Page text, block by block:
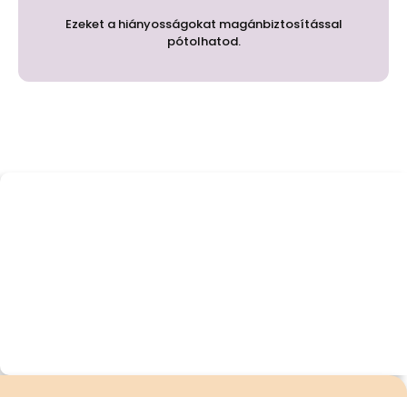
Ezeket a hiányosságokat magánbiztosítással
pótolhatod.